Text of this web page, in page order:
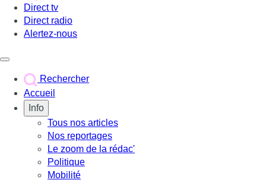
Direct tv
Direct radio
Alertez-nous
Rechercher
Accueil
Info
Tous nos articles
Nos reportages
Le zoom de la rédac'
Politique
Mobilité